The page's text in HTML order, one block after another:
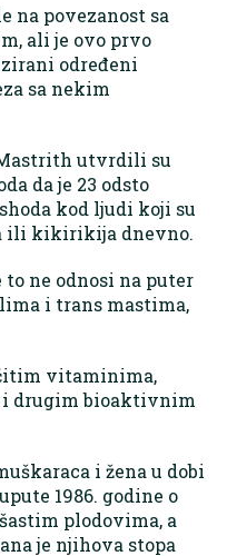
na povezanost sa
ali je ovo prvo
određeni
sa nekim
utvrdili su
da je 23 odsto
kod ljudi koji su
ili kikirikija dnevno.
ne odnosi na puter
i trans mastima,
vitaminima,
drugim bioaktivnim
i žena u dobi
1986. godine o
plodovima, a
je njihova stopa